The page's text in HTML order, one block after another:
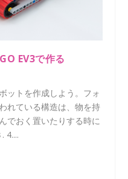
EV3で作る
ットを作成しよう。フォ
れている構造は、物を持
でおく置いたりする時に
4....